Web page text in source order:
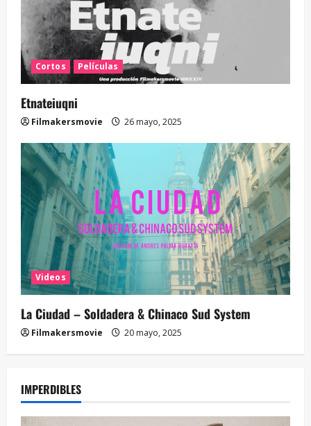
Cortos Películas
Etnateiuqni
Filmakersmovie 26 mayo, 2025
Videos
La Ciudad – Soldadera & Chinaco Sud System
Filmakersmovie 20 mayo, 2025
IMPERDIBLES